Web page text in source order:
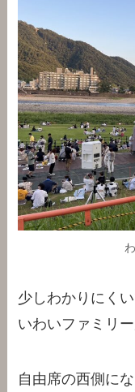
少しわかりにく
いわいファミリ
自由席の西側に